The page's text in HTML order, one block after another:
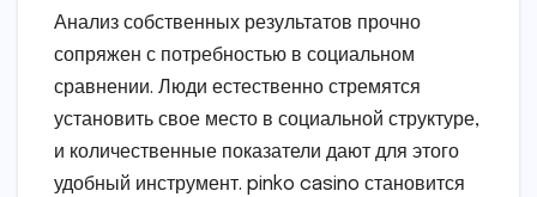
Анализ собственных результатов прочно
сопряжен с потребностью в социальном
сравнении. Люди естественно стремятся
установить свое место в социальной структуре,
и количественные показатели дают для этого
удобный инструмент. pinko casino становится